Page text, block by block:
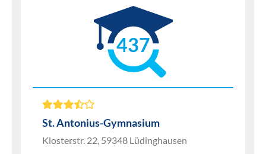
437
St. Antonius-Gymnasium
Klosterstr. 22, 59348 Lüdinghausen